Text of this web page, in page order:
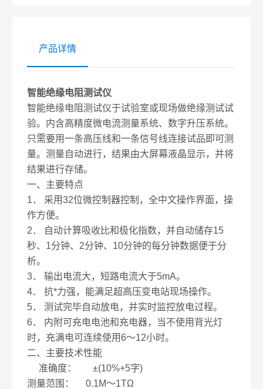
产品详情
智能绝缘电阻测试仪
智能绝缘电阻测试仪于试验室或现场做绝缘测试试
验。内含高精度微电流测量系统、数字升压系统。
只需要用一条高压线和一条信号线连接试品即可测
量。测量自动进行，结果由大屏幕液晶显示，并将
结果进行存储。
一、主要特点
1． 采用32位微控制器控制，全中文操作界面，操
作方便。
2． 自动计算吸收比和极化指数，并自动储存15
秒、1分钟、2分钟、10分钟的每分钟数据便于分
析。
3． 输出电流大，短路电流大于5mA。
4． 抗*力强，能满足超高压变电站现场操作。
5． 测试完毕自动放电，并实时监控放电过程。
6． 内附可充电电池和充电器，当不使用背光灯
时，充满电可连续使用6～12小时。
二、主要技术性能
准确度： ±(10%+5字)
测量范围： 0.1M～1TΩ